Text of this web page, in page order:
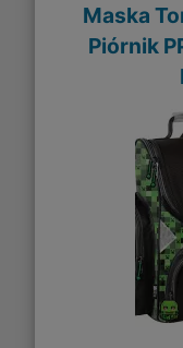
Maska
Piórnik